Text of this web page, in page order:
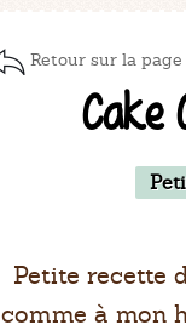
Retour sur la
Cake
Petite recette
comme à mon